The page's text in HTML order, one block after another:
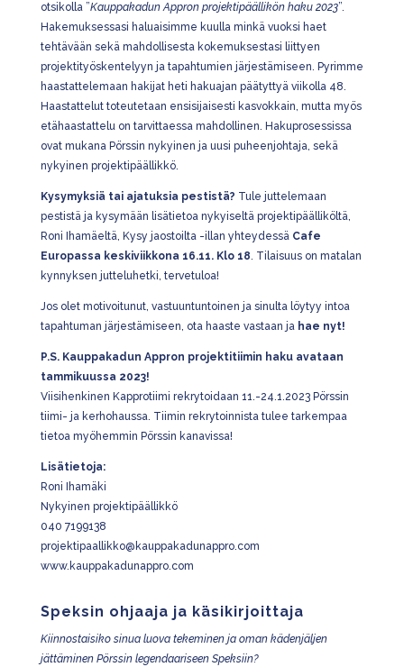
otsikolla ”Kauppakadun Appron projektipäällikön haku 2023”.
Hakemuksessasi haluaisimme kuulla minkä vuoksi haet
tehtävään sekä mahdollisesta kokemuksestasi liittyen
projektityöskentelyyn ja tapahtumien järjestämiseen. Pyrimme
haastattelemaan hakijat heti hakuajan päätyttyä viikolla 48.
Haastattelut toteutetaan ensisijaisesti kasvokkain, mutta myös
etähaastattelu on tarvittaessa mahdollinen. Hakuprosessissa
ovat mukana Pörssin nykyinen ja uusi puheenjohtaja, sekä
nykyinen projektipäällikkö.
Kysymyksiä tai ajatuksia pestistä? Tule juttelemaan
pestistä ja kysymään lisätietoa nykyiseltä projektipäälliköltä,
Roni Ihamäeltä, Kysy jaostoilta -illan yhteydessä Cafe
Europassa keskiviikkona 16.11. Klo 18. Tilaisuus on matalan
kynnyksen jutteluhetki, tervetuloa!
Jos olet motivoitunut, vastuuntuntoinen ja sinulta löytyy intoa
tapahtuman järjestämiseen, ota haaste vastaan ja hae nyt!
P.S. Kauppakadun Appron projektitiimin haku avataan
tammikuussa 2023!
Viisihenkinen Kapprotiimi rekrytoidaan 11.-24.1.2023 Pörssin
tiimi- ja kerhohaussa. Tiimin rekrytoinnista tulee tarkempaa
tietoa myöhemmin Pörssin kanavissa!
Lisätietoja:
Roni Ihamäki
Nykyinen projektipäällikkö
040 7199138
projektipaallikko@kauppakadunappro.com
www.kauppakadunappro.com
Speksin ohjaaja ja käsikirjoittaja
Kiinnostaisiko sinua luova tekeminen ja oman kädenjäljen
jättäminen Pörssin legendaariseen Speksiin?